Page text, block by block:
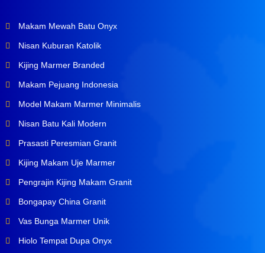
Makam Mewah Batu Onyx
Nisan Kuburan Katolik
Kijing Marmer Branded
Makam Pejuang Indonesia
Model Makam Marmer Minimalis
Nisan Batu Kali Modern
Prasasti Peresmian Granit
Kijing Makam Uje Marmer
Pengrajin Kijing Makam Granit
Bongapay China Granit
Vas Bunga Marmer Unik
Hiolo Tempat Dupa Onyx